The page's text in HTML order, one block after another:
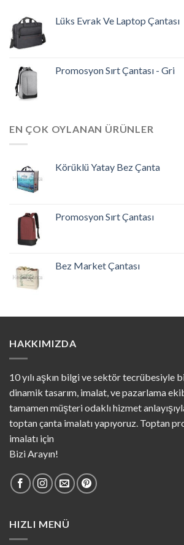
Lüks Evrak Ve Laptop Çantası
Promosyon Sırt Çantası - Gri
EN ÇOK OYLANAN ÜRÜNLER
Körüklü Yatay Bez Çanta
Promosyon Sırt Çantası
Bez Market Çantası
HAKKIMIZDA
10 yılı aşkın bilgi ve sektör tecrübesiyle
dinamik tasarım, imalat, ve pazarlama
tamamen müşteri odaklı hizmet
toptan çanta imalatı yapıyoruz. Toptan
imalatı için
Bizi Arayın!
HIZLI MENÜ